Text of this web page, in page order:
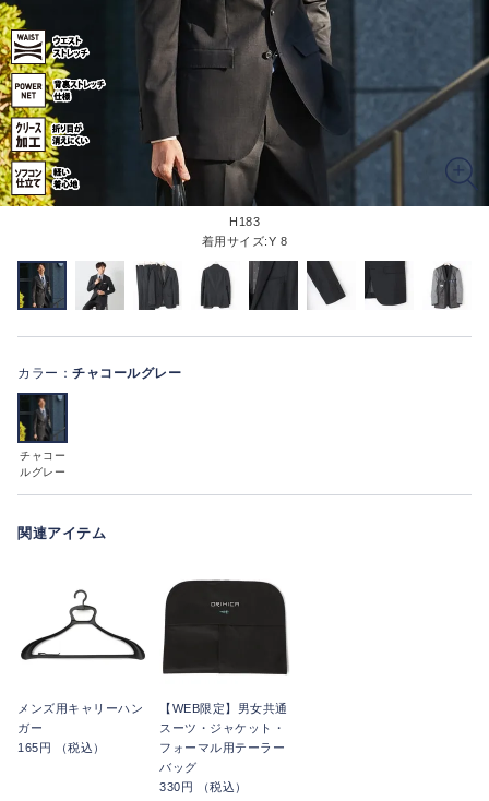
H183
着用サイズ:Y 8
カラー： チャコールグレー
チャコー
ルグレー
関連アイテム
メンズ用キャリーハン
ガー
165円 （税込）
【WEB限定】男女共通
スーツ・ジャケット・
フォーマル用テーラー
バッグ
330円 （税込）